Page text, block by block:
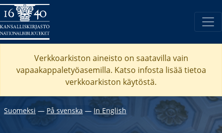
Verkkoarkiston aineisto on saatavilla vain
vapaakappaletyöasemilla. Katso infosta lisää tietoa
verkkoarkiston käytöstä.
Suomeksi ― På svenska ―In English